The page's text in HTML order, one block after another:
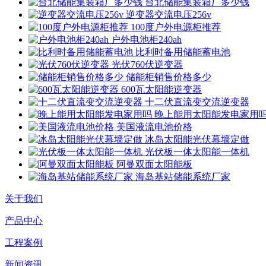
台北储能集装箱厂多少钱
逆变器交流电压256v
100度户外电源柜推荐
户外电池柜240ah
比利时备用储能蓄电池
光伏760伏逆变器
储能柜销售价格多少
600瓦太阳能逆变器
十二伏直流变交流逆变器
晚上能用太阳能发电家用
美国液流电池价格
冰岛太阳能光伏幕墙定做
光伏板一体太阳能一体机
阿曼双面太阳能板
海岛基站储能系统厂家
关于我们
产品中心
工程案例